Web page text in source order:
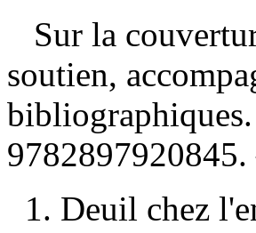
Sur la
soutien,
9782897920845
1. Deuil chez